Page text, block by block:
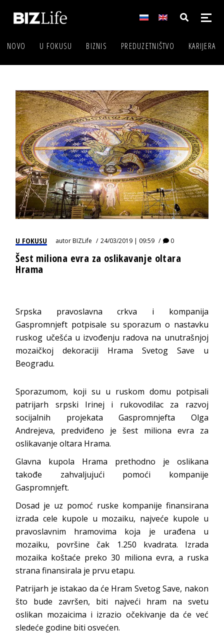
NOVO U FOKUSU BIZNIS PREDUZETNIŠTVO KARIJERA
U FOKUSU autorBIZLife 24/03/2019 | 09:59 0
Šest miliona evra za oslikavanje oltara
Hrama
Srpska pravoslavna crkva i kompanija
Gaspromnjeft potpisale su sporazum o nastavku
ruskog učešća u izvođenju radova na unutrašnjoj
mozaičkoj dekoraciji Hrama Svetog Save u
Beogradu.
Sporazumom, koji su u ruskom domu potpisali
patrijarh srpski Irinej i rukovodilac za razvoj
socijalnih projekata Gaspromnjefta Olga
Andrejeva, predviđeno je šest miliona evra za
oslikavanje oltara Hrama.
Glavna kupola Hrama prethodno je oslikana
takođe zahvaljujući pomoći kompanije
Gaspromnjeft.
Dosad je uz pomoć ruske kompanije finansirana
izrada cele kupole u mozaiku, najveće kupole u
pravoslavnim hramovima koja je urađena u
mozaiku, površine čak 1.250 kvadrata. Izrada
mozaika koštaće preko 30 miliona evra, a ruska
strana finansirala je prvu etapu.
Patrijarh je istakao da će Hram Svetog Save, nakon
što bude završen, biti najveći hram na svetu
oslikan mozaicima i izrazio očekivanje da će već
sledeće godine biti osvećen.